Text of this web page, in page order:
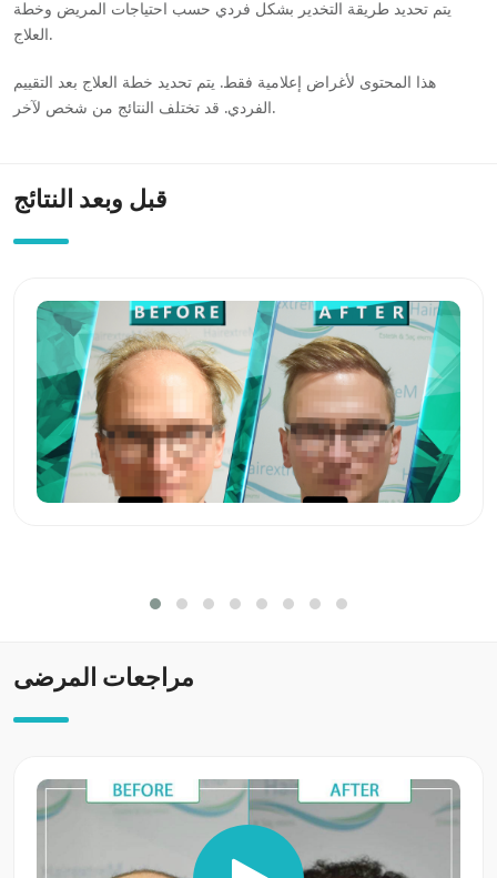
يتم تحديد طريقة التخدير بشكل فردي حسب احتياجات المريض وخطة
العلاج.
هذا المحتوى لأغراض إعلامية فقط. يتم تحديد خطة العلاج بعد التقييم
الفردي. قد تختلف النتائج من شخص لآخر.
قبل وبعد النتائج
مراجعات المرضى